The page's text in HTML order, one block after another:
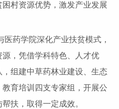
村资源优势，激发产业发展
药学院深化产业扶贫模式，
，凭借学科特色、人才优
组建中草药林业建设、生态
育培训四支专家组，开展公
扶，取得一定成效。